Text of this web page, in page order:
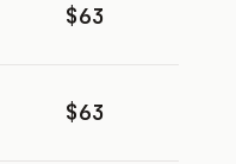
$63
$63